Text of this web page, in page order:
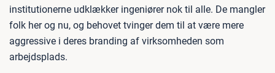
institutionerne udklækker ingeniører nok til alle. De mangler
folk her og nu, og behovet tvinger dem til at være mere
aggressive i deres branding af virksomheden som
arbejdsplads.